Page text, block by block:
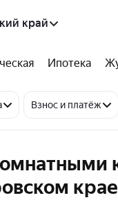
край
Ипотека
Взнос и платёж
крае